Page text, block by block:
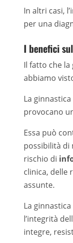
In altri casi,
per una
I benefici
Il fatto che
abbiamo
La
provocano
Essa può
possibilità di
rischio di
clinica, delle
assunte.
La
l’integrità
integre,